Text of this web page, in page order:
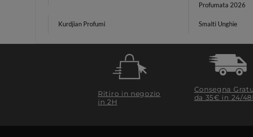
Profumata 2026
Kurdjian Profumi Smalti Unghie
Ritiro in negozio
in 2H
Consegna
da 35€​ in 24/